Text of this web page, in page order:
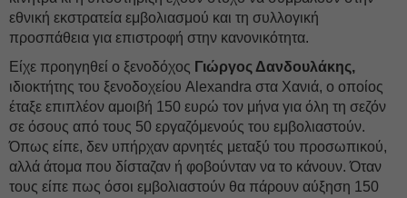
εθνική εκστρατεία εμβολιασμού και τη συλλογική
προσπάθεια για επιστροφή στην κανονικότητα.
Είχε προηγηθεί ο ξενοδόχος Γιώργος Δανδουλάκης,
ιδιοκτήτης του ξενοδοχείου Alexandra στα Χανιά, ο οποίος
έταξε επιπλέον αμοιβή 150 ευρώ τον μήνα για όλη τη σεζόν
σε όσους από τους 50 εργαζόμενούς του εμβολιαστούν.
Όπως είπε, δεν υπήρχαν αρνητές μεταξύ του προσωπικού,
αλλά άτομα που δίσταζαν ή φοβούνταν να το κάνουν. Όταν
τους είπε πως όσοι εμβολιαστούν θα πάρουν αύξηση 150